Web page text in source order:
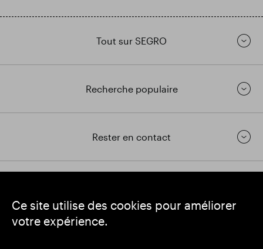
Ce site utilise des cookies pour améliorer
votre expérience.
Tout sur SEGRO
Recherche populaire
Rester en contact
SEGRO
Siège social : 1 New Burlington Place, Londres W1S 2HR